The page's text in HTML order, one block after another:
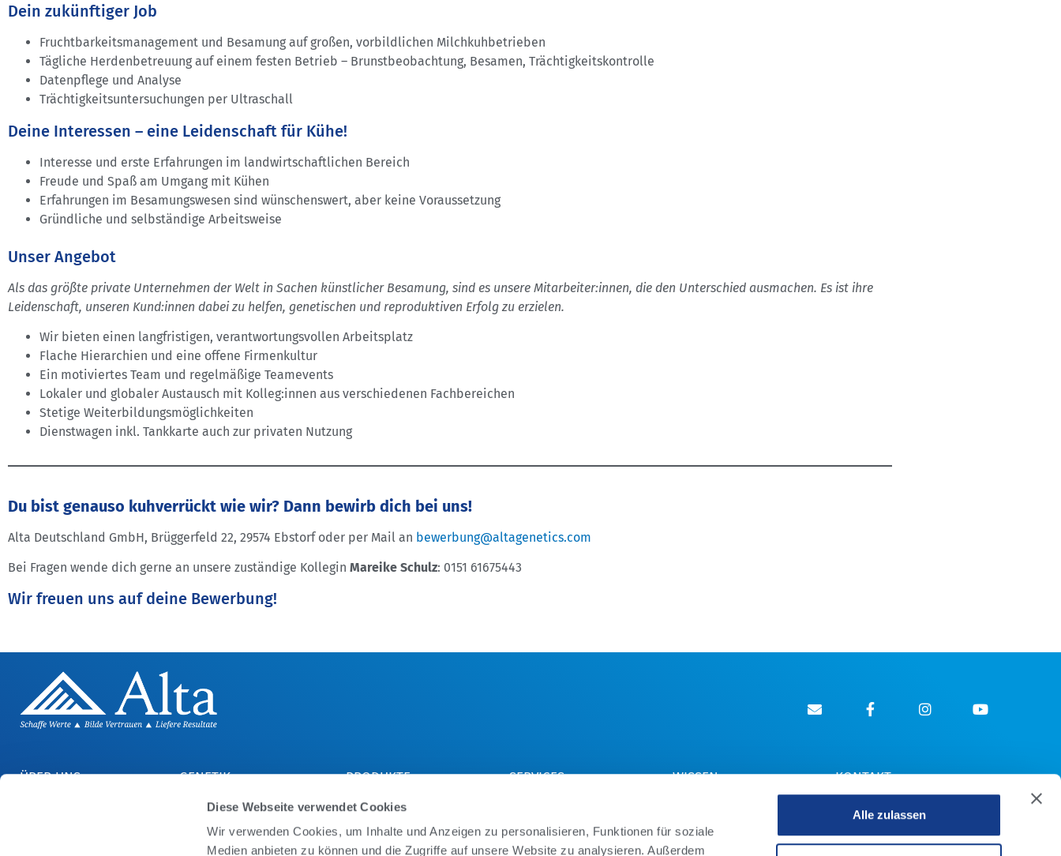
Diese Webseite verwendet Cookies
Wir verwenden Cookies, um Inhalte und Anzeigen zu personalisieren, Funktionen für soziale
Medien anbieten zu können und die Zugriffe auf unsere Website zu analysieren. Außerdem
Alle zulassen
Dein zukünftiger Job
Fruchtbarkeitsmanagement und Besamung auf großen, vorbildlichen Milchkuhbetrieben
Tägliche Herdenbetreuung auf einem festen Betrieb – Brunstbeobachtung, Besamen, Trächtigkeitskontrolle
Datenpflege und Analyse
Trächtigkeitsuntersuchungen per Ultraschall
Deine Interessen – eine Leidenschaft für Kühe!
Interesse und erste Erfahrungen im landwirtschaftlichen Bereich
Freude und Spaß am Umgang mit Kühen
Erfahrungen im Besamungswesen sind wünschenswert, aber keine Voraussetzung
Gründliche und selbständige Arbeitsweise
Unser Angebot
Als das größte private Unternehmen der Welt in Sachen künstlicher Besamung, sind es unsere Mitarbeiter:innen, die den Unterschied ausmachen. Es ist ihre
Leidenschaft, unseren Kund:innen dabei zu helfen, genetischen und reproduktiven Erfolg zu erzielen.
Wir bieten einen langfristigen, verantwortungsvollen Arbeitsplatz
Flache Hierarchien und eine offene Firmenkultur
Ein motiviertes Team und regelmäßige Teamevents
Lokaler und globaler Austausch mit Kolleg:innen aus verschiedenen Fachbereichen
Stetige Weiterbildungsmöglichkeiten
Dienstwagen inkl. Tankkarte auch zur privaten Nutzung
Du bist genauso kuhverrückt wie wir? Dann bewirb dich bei uns!
Alta Deutschland GmbH, Brüggerfeld 22, 29574 Ebstorf oder per Mail an bewerbung@altagenetics.com
Bei Fragen wende dich gerne an unsere zuständige Kollegin Mareike Schulz: 0151 61675443
Wir freuen uns auf deine Bewerbung!
ÜBER UNS GENETIK
BULLEN KATEGORIEN
PRODUKTE
ALTA COW WATCH
DAIRYCOMP
ALTA SHOP
SERVICES
ALTA PREG
WISSEN
EBB-KURS
KONTAKT